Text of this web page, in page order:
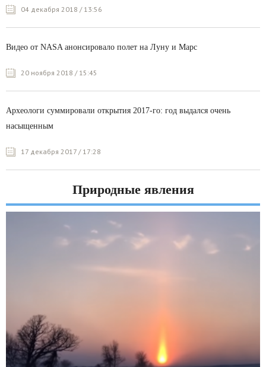
04 декабря 2018 / 13:56
Видео от NASA анонсировало полет на Луну и Марс
20 ноября 2018 / 15:45
Археологи суммировали открытия 2017-го: год выдался очень
насыщенным
17 декабря 2017 / 17:28
Природные явления